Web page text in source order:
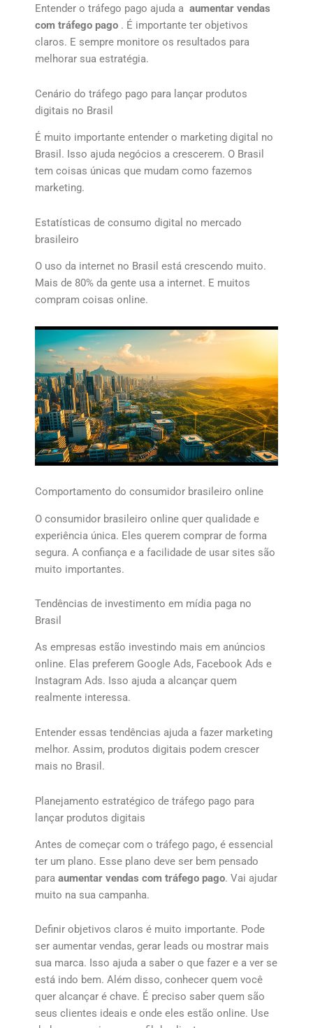
Entender o tráfego pago ajuda a aumentar vendas
com tráfego pago . É importante ter objetivos
claros. E sempre monitore os resultados para
melhorar sua estratégia.
Cenário do tráfego pago para lançar produtos
digitais no Brasil
É muito importante entender o marketing digital no
Brasil. Isso ajuda negócios a crescerem. O Brasil
tem coisas únicas que mudam como fazemos
marketing.
Estatísticas de consumo digital no mercado
brasileiro
O uso da internet no Brasil está crescendo muito.
Mais de 80% da gente usa a internet. E muitos
compram coisas online.
Comportamento do consumidor brasileiro online
O consumidor brasileiro online quer qualidade e
experiência única. Eles querem comprar de forma
segura. A confiança e a facilidade de usar sites são
muito importantes.
Tendências de investimento em mídia paga no
Brasil
As empresas estão investindo mais em anúncios
online. Elas preferem Google Ads, Facebook Ads e
Instagram Ads. Isso ajuda a alcançar quem
realmente interessa.
Entender essas tendências ajuda a fazer marketing
melhor. Assim, produtos digitais podem crescer
mais no Brasil.
Planejamento estratégico de tráfego pago para
lançar produtos digitais
Antes de começar com o tráfego pago, é essencial
ter um plano. Esse plano deve ser bem pensado
para aumentar vendas com tráfego pago. Vai ajudar
muito na sua campanha.
Definir objetivos claros é muito importante. Pode
ser aumentar vendas, gerar leads ou mostrar mais
sua marca. Isso ajuda a saber o que fazer e a ver se
está indo bem. Além disso, conhecer quem você
quer alcançar é chave. É preciso saber quem são
seus clientes ideais e onde eles estão online. Use